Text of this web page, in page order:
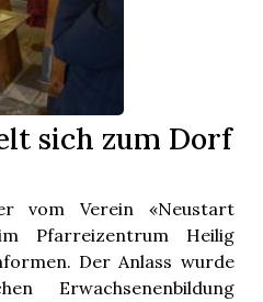
sich zum Dorf
vom Verein «Neustart
Pfarreizentrum Heilig
Der Anlass wurde
Erwachsenenbildung